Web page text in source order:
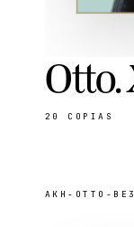
Otto.
20 COPIAS
AKH-OTTO-